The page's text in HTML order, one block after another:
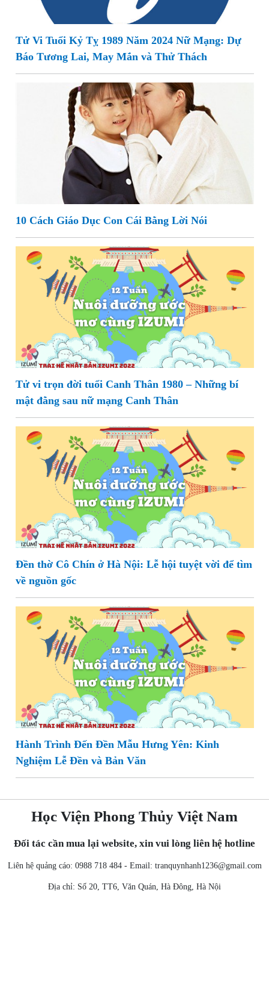
Tử Vi Tuổi Kỷ Tỵ 1989 Năm 2024 Nữ Mạng: Dự
Báo Tương Lai, May Mắn và Thử Thách
10 Cách Giáo Dục Con Cái Bằng Lời Nói
Tử vi trọn đời tuổi Canh Thân 1980 – Những bí
mật đằng sau nữ mạng Canh Thân
Đền thờ Cô Chín ở Hà Nội: Lễ hội tuyệt vời để tìm
về nguồn gốc
Hành Trình Đến Đền Mẫu Hưng Yên: Kinh
Nghiệm Lễ Đền và Bản Văn
Học Viện Phong Thủy Việt Nam
Đối tác cần mua lại website, xin vui lòng liên hệ hotline
Liên hệ quảng cáo: 0988 718 484 - Email: tranquynhanh1236@gmail.com
Địa chỉ: Số 20, TT6, Văn Quán, Hà Đông, Hà Nội